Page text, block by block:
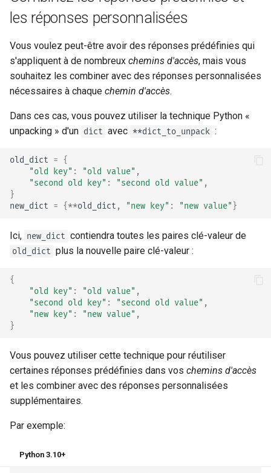
les réponses personnalisées
Vous voulez peut-être avoir des réponses prédéfinies qui
s'appliquent à de nombreux chemins d'accès, mais vous
souhaitez les combiner avec des réponses personnalisées
nécessaires à chaque chemin d'accès.
Dans ces cas, vous pouvez utiliser la technique Python «
unpacking » d'un dict avec **dict_to_unpack :
old_dict = {
"old key" : "old value" ,
"second old key" : "second old value" ,
}
new_dict = {**old_dict , "new key" : "new value" }
Ici, new_dict contiendra toutes les paires clé-valeur de
old_dict plus la nouvelle paire clé-valeur :
{
"old key" : "old value" ,
"second old key" : "second old value" ,
"new key" : "new value" ,
}
Vous pouvez utiliser cette technique pour réutiliser
certaines réponses prédéfinies dans vos chemins d'accès
et les combiner avec des réponses personnalisées
supplémentaires.
Par exemple:
Python 3.10+